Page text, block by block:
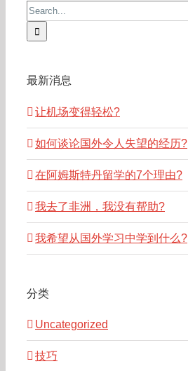
Search
for:
最新消息
让机场变得轻松?
如何谈论国外令人失望的经历?
在阿姆斯特丹留学的7个理由?
我去了非洲，我没有帮助?
我希望从国外学习中学到什么?
分类
Uncategorized
技巧